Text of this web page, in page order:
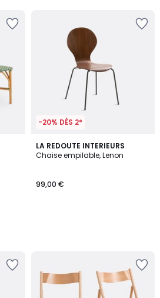
-20% DÈS 2*
LA REDOUTE INTERIEURS
Chaise empilable, Lenon
99,00 €